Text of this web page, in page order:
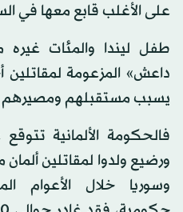
على الأغلب قابع معها في
طفل ليندا والمئات غيره
داعش» المزعومة لمقاتلين
يسبب مستقبلهم ومصيرهم
ورضيع ولدوا لمقاتلين
وسوريا خلال الأعوام